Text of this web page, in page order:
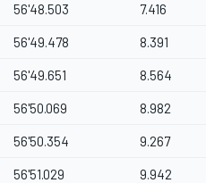
56'48.503 7.416
56'49.478 8.391
56'49.651 8.564
56'50.069 8.982
56'50.354 9.267
56'51.029 9.942